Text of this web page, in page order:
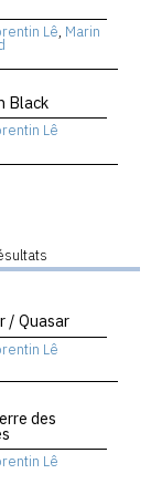
Lê, Marin
Black
Lê
/ Quasar
Lê
des
Lê